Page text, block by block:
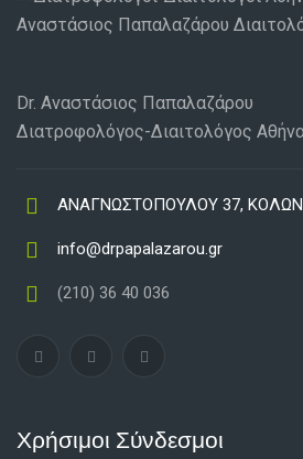
Dr. Αναστάσιος Παπαλαζάρου
Διατροφολόγος-Διαιτολόγος
ΑΝΑΓΝΩΣΤΟΠΟΥΛΟΥ 37,
info@drpapalazarou.gr
(210) 36 40 036
Χρήσιμοι Σύνδεσμοι